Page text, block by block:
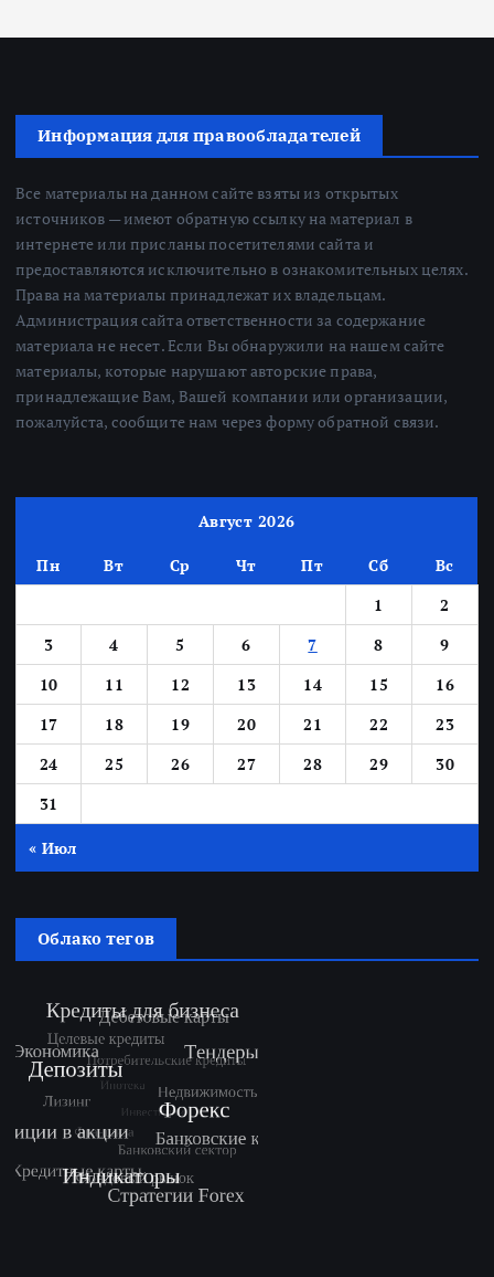
Информация для правообладателей
Все материалы на данном сайте взяты из открытых
источников — имеют обратную ссылку на материал в
интернете или присланы посетителями сайта и
предоставляются исключительно в ознакомительных целях.
Права на материалы принадлежат их владельцам.
Администрация сайта ответственности за содержание
материала не несет. Если Вы обнаружили на нашем сайте
материалы, которые нарушают авторские права,
принадлежащие Вам, Вашей компании или организации,
пожалуйста, сообщите нам через форму обратной связи.
Август 2026
Пн Вт Ср Чт Пт Сб
Вс
1
2
3
4 5 6 7 8
9
10
11 12 13 14 15
16
17
18 19 20 21 22
23
24
25 26 27 28 29
30
31
« Июл
Облако тегов